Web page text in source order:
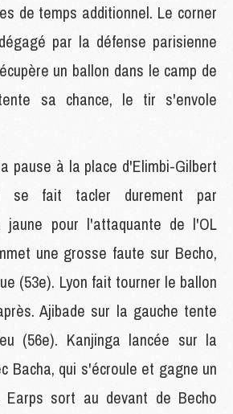
de temps additionnel. Le corner
par la défense parisienne
un ballon dans le camp de
sa chance, le tir s'envole
pause à la place d'Elimbi-Gilbert
se fait tacler durement par
jaune pour l'attaquante de l'OL
une grosse faute sur Becho,
(53e). Lyon fait tourner le ballon
Ajibade sur la gauche tente
(56e). Kanjinga lancée sur la
Bacha, qui s'écroule et gagne un
Earps sort au devant de Becho